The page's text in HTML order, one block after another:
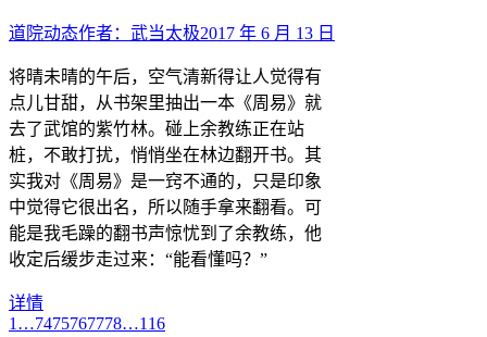
道院动态作者： 武当太极2017 年 6 月 13 日
将晴未晴的午后，空气清新得让人觉得有
点儿甘甜，从书架里抽出一本《周易》就
去了武馆的紫竹林。碰上余教练正在站
桩，不敢打扰，悄悄坐在林边翻开书。其
实我对《周易》是一窍不通的，只是印象
中觉得它很出名，所以随手拿来翻看。可
能是我毛躁的翻书声惊忧到了余教练，他
收定后缓步走过来：“能看懂吗？”
详情
1 …7475767778…116